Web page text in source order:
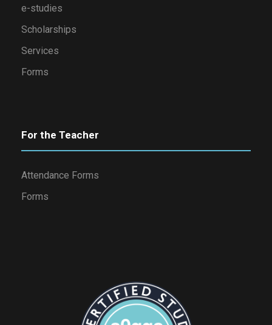
e-studies
Scholarships
Services
Forms
For the Teacher
Attendance Forms
Forms